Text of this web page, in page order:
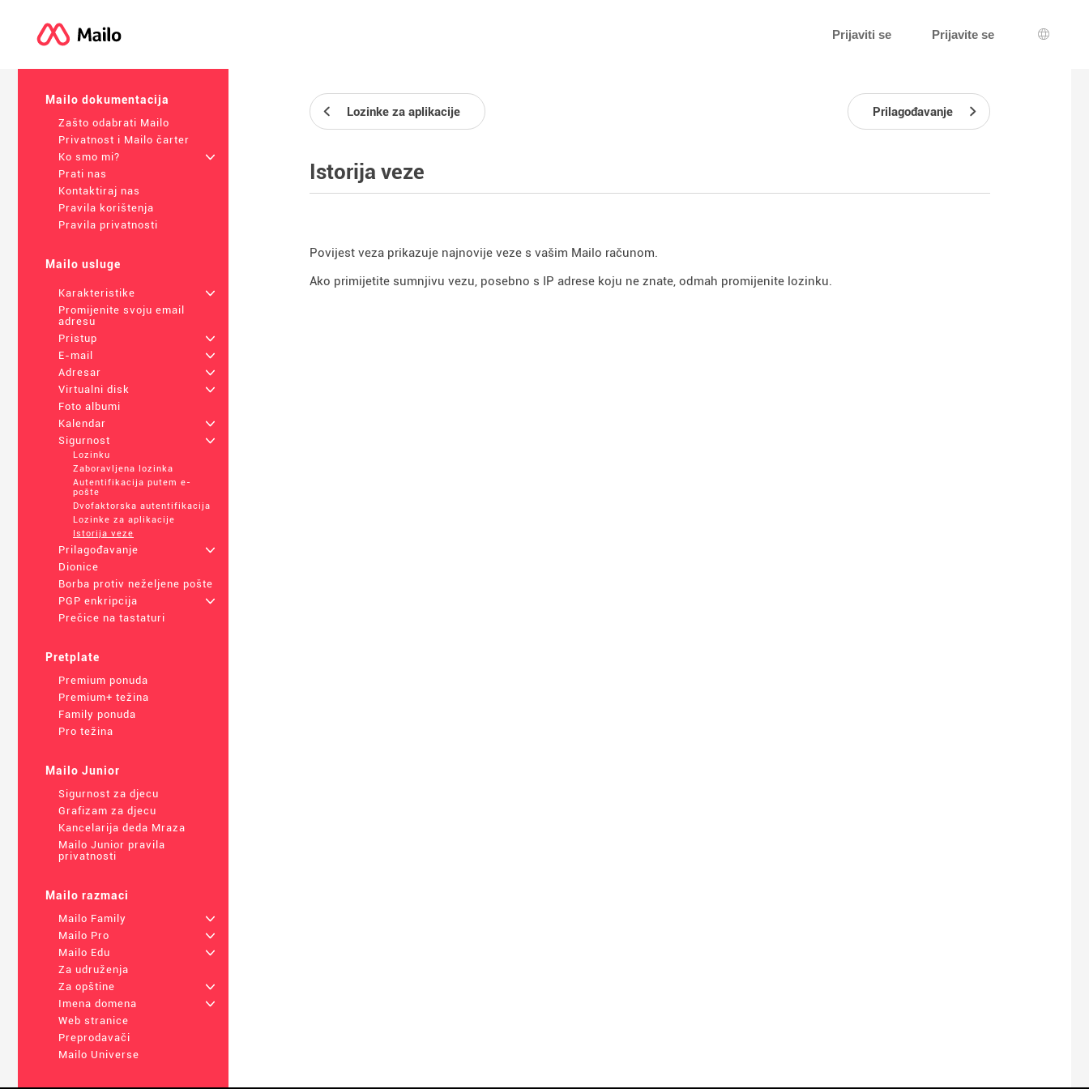
Prijaviti se Prijavite se
Izbor
Mailo dokumentacija
Zašto odabrati Mailo
Privatnost i Mailo čarter
Ko smo mi?
+
Prati nas
Kontaktiraj nas
Pravila korištenja
Pravila privatnosti
Mailo usluge
Karakteristike
+
Promijenite svoju email
adresu
Pristup
+
E-mail
+
Adresar
+
Virtualni disk
+
Foto albumi
Kalendar
+
Sigurnost
+
Lozinku
Zaboravljena lozinka
Autentifikacija putem e-
pošte
Dvofaktorska autentifikacija
Lozinke za aplikacije
Istorija veze
Prilagođavanje
+
Dionice
Borba protiv neželjene pošte
PGP enkripcija
+
Prečice na tastaturi
Pretplate
Premium ponuda
Premium+ težina
Family ponuda
Pro težina
Mailo Junior
Sigurnost za djecu
Grafizam za djecu
Kancelarija deda Mraza
Mailo Junior pravila
privatnosti
Mailo razmaci
Mailo Family
+
Mailo Pro
+
Mailo Edu
+
Za udruženja
Za opštine
+
Imena domena
+
Web stranice
Preprodavači
Mailo Universe
Lozinke za aplikacije Prilagođavanje
Istorija veze
Povijest veza prikazuje najnovije veze s vašim Mailo računom.
Ako primijetite sumnjivu vezu, posebno s IP adrese koju ne znate, odmah promijenite lozinku.